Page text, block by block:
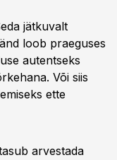
jätkuvalt
loob praeguses
autentseks
Või siis
ette
arvestada